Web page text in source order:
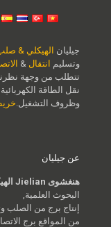
جيليان الهيكلي &
وتسليم انتقال &
تتطلب من وجهة
نقل الطاقة
وظروف التشغيل.
عن جيليان
هنغشوى Jielian الهيكل المعدني شركة, المحدودة
البحوث العلمية,
إنتاج برج من الصلب
من المواقع برج